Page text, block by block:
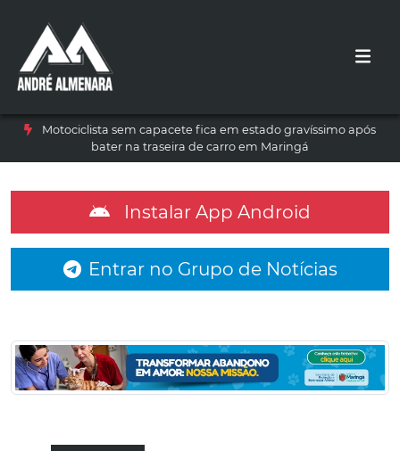
Motociclista sem capacete fica em estado gravíssimo após
bater na traseira de carro em Maringá
Instalar App Android
Entrar no Grupo de Notícias